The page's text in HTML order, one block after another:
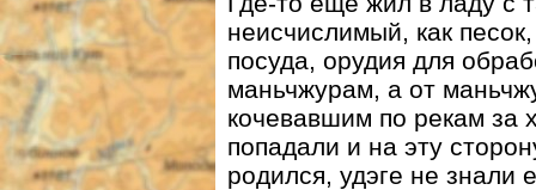
неисчислимый, как
посуда, орудия для
маньчжурам, а от
кочевавшим по рекам за
попадали и на эту
родился, удэге не знали